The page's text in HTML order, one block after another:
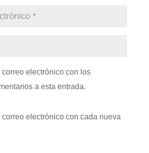
correo electrónico con los
a esta entrada.
correo electrónico con cada nueva